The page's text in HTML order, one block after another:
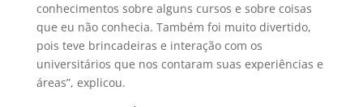
conhecimentos sobre alguns cursos e sobre coisas
que eu não conhecia. Também foi muito divertido,
pois teve brincadeiras e interação com os
universitários que nos contaram suas experiências e
áreas”, explicou.